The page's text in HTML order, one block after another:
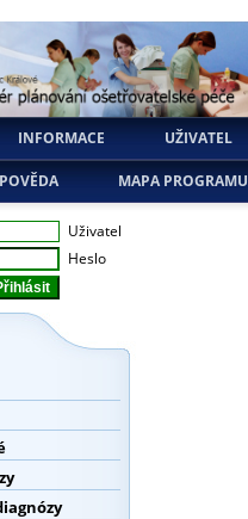
INFORMACE UŽIVATEL
MAPA PROGRAMU
Uživatel
Heslo